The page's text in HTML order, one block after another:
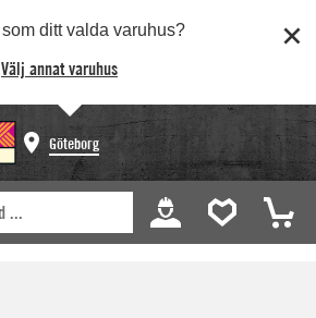
som ditt valda varuhus?
Välj annat varuhus
Göteborg